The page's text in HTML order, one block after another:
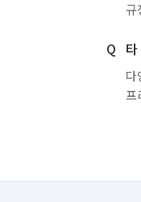
규
다
프